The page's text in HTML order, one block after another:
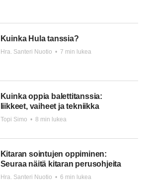
Kuinka Hula tanssia?
Hra. Santeri Nuotio • 7 min lukea
Kuinka oppia balettitanssia:
liikkeet, vaiheet ja tekniikka
Topi Simo • 8 min lukea
Kitaran sointujen oppiminen:
Seuraa näitä kitaran perusohjeita
Hra. Santeri Nuotio • 6 min lukea